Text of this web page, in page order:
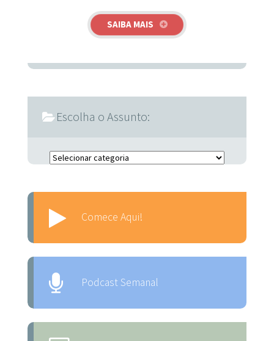
SAIBA MAIS
Escolha o Assunto:
Escolha o Assunto:
Comece Aqui!
Podcast Semanal